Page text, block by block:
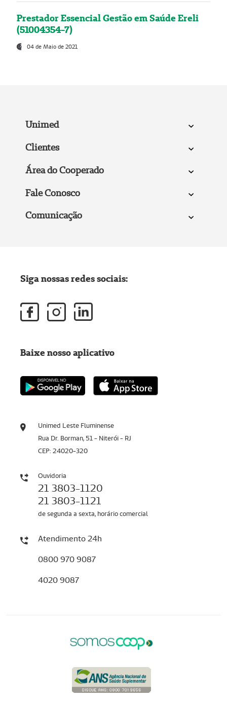
Prestador Essencial Gestão em Saúde Ereli
(51004354-7)
04 de Maio de 2021
Unimed
Clientes
Área do Cooperado
Fale Conosco
Comunicação
Unimed Leste Fluminense
Rua Dr. Borman, 51 - Niterói - RJ
CEP: 24020-320
Ouvidoria
21 3803-1120
21 3803-1121
de segunda a sexta, horário comercial
Atendimento 24h
0800 970 9087
4020 9087
Siga nossas redes sociais:
Baixe nosso aplicativo